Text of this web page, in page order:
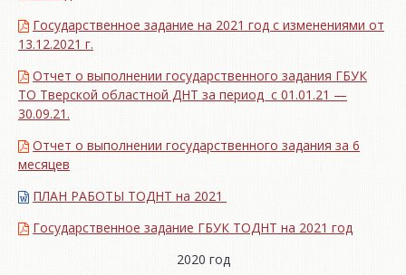
Государственное задание на 2021 год с изменениями от
13.12.2021 г.
Отчет о выполнении государственного задания ГБУК
ТО Тверской областной ДНТ за период с 01.01.21 —
30.09.21.
Отчет о выполнении государственного задания за 6
месяцев
ПЛАН РАБОТЫ ТОДНТ на 2021
Государственное задание ГБУК ТОДНТ на 2021 год
2020 год